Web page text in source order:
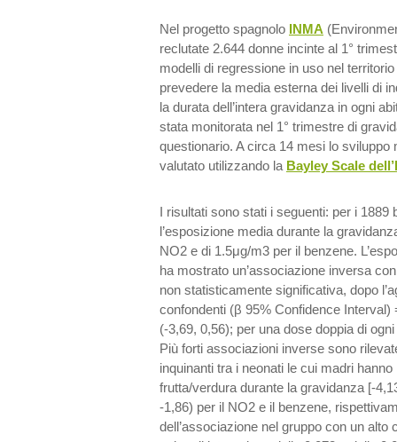
Nel progetto spagnolo INMA
reclutate 2.644 donne incinte al 1°
modelli di regressione in uso nel
prevedere la media esterna dei livelli di
la durata dell’intera gravidanza in ogni
stata monitorata nel 1° trimestre di
questionario. A circa 14 mesi lo sviluppo
valutato utilizzando la Bayley Scale
I risultati sono stati i seguenti: per i 1889
l’esposizione media durante la
NO2 e di 1.5μg/m3 per il benzene.
ha mostrato un’associazione inversa
non statisticamente significativa, dopo
confondenti (β 95% Confidence Interval)
(-3,69, 0,56); per una dose doppia di
Più forti associazioni inverse sono
inquinanti tra i neonati le cui madri
frutta/verdura durante la gravidanza [-
-1,86) per il NO2 e il benzene,
dell’associazione nel gruppo con un